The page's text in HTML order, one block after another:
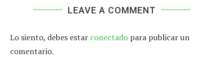
LEAVE A COMMENT
Lo siento, debes estar conectado para publicar un
comentario.